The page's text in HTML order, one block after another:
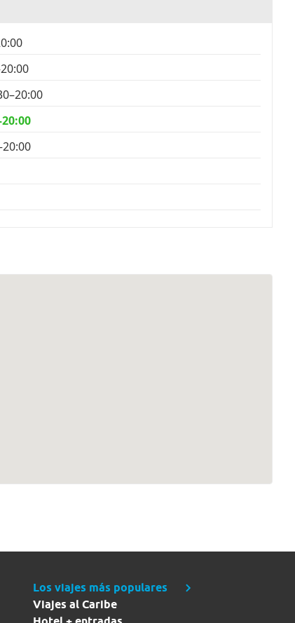
Los viajes más populares
Viajes al Caribe